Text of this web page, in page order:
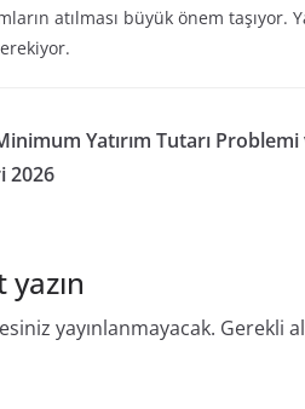
atılması büyük önem
Yatırım Tutarı Problemi
2026
yazın
yayınlanmayacak. Gerekli